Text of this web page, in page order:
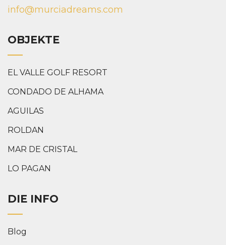
info@murciadreams.com
OBJEKTE
EL VALLE GOLF RESORT
CONDADO DE ALHAMA
AGUILAS
ROLDAN
MAR DE CRISTAL
LO PAGAN
DIE INFO
Blog